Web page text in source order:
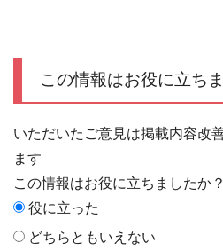
この情報はお役に立ち
いただいたご意見は掲載内容改
ます
この情報はお役に立ちましたか？
役に立った
どちらともいえない